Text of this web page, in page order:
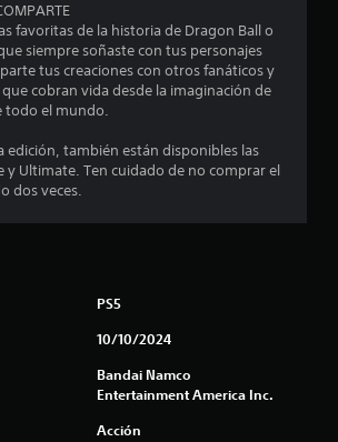
s
d
c
i
e
favoritas de la historia de Dragon Ball o
siempre soñaste con tus personajes
tus creaciones con otros fanáticos y
cobran vida desde la imaginación de
todo el mundo.
edición, también están disponibles las
y Ultimate. Ten cuidado de no comprar el
dos veces.
PS5
10/10/2024
Bandai Namco
Entertainment America Inc.
Acción